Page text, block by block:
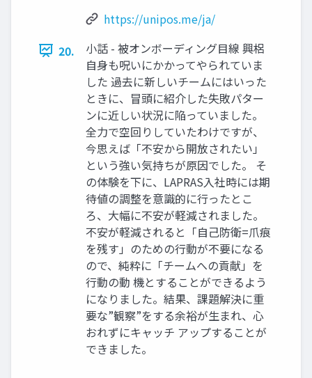
https://unipos.me/ja/
20.
小話 - 被オンボーディング目線 興梠
自身も呪いにかかってやられていま
した 過去に新しいチームにはいった
ときに、冒頭に紹介した失敗パター
ンに近しい状況に陥っていました。
全力で空回りしていたわけですが、
今思えば「不安から開放されたい」
という強い気持ちが原因でした。 そ
の体験を下に、LAPRAS入社時には期
待値の調整を意識的に行ったとこ
ろ、大幅に不安が軽減されました。
不安が軽減されると「自己防衛=爪痕
を残す」のための行動が不要になる
ので、純粋に「チームへの貢献」を
行動の動 機とすることができるよう
になりました。結果、課題解決に重
要な”観察”をする余裕が生まれ、心
おれずにキャッチ アップすることが
できました。